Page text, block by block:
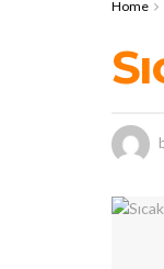
Home